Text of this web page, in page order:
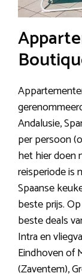
Andalusie,
per persoon
het hier doen
reisperiode is
Spaanse
beste prijs.
beste deals
Intra en
Eindhoven of
(Zaventem),